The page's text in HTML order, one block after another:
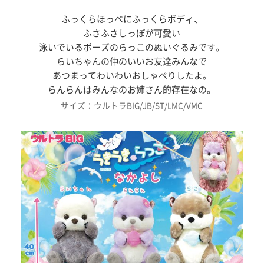
ふっくらほっぺにふっくらボディ、
ふさふさしっぽが可愛い
泳いでいるポーズのらっこのぬいぐるみです。
らいちゃんの仲のいいお友達みんなで
あつまってわいわいおしゃべりしたよ。
らんらんはみんなのお姉さん的存在なの。
サイズ：ウルトラBIG/JB/ST/LMC/VMC